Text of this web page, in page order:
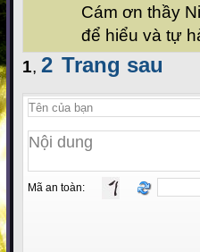
Cám ơn thầy
để hiểu và tự
1, 2 Trang sau
Mã an toàn: